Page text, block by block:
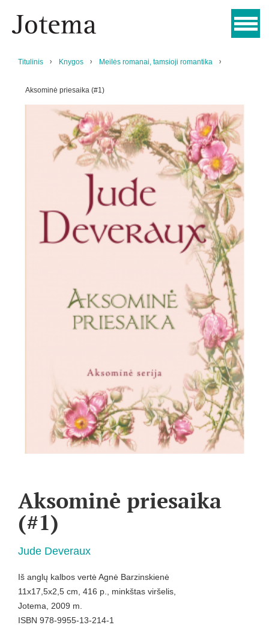
Titulinis Knygos Meilės romanai, tamsioji romantika
Aksominė priesaika (#1)
Aksominė priesaika
(#1)
Jude Deveraux
Iš anglų kalbos vertė Agnė Barzinskienė
11x17,5x2,5 cm, 416 p., minkštas viršelis,
Jotema, 2009 m.
ISBN 978-9955-13-214-1